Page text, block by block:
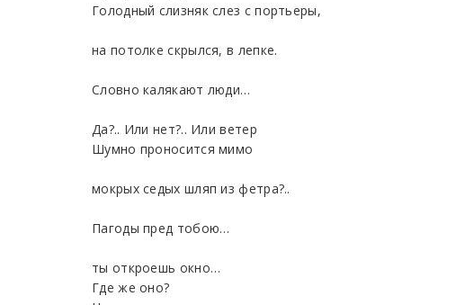
Голодный слизняк слез с портьеры,
на потолке скрылся, в лепке.
Словно калякают люди…
Да?.. Или нет?.. Или ветер
Шумно проносится мимо
мокрых седых шляп из фетра?..
Пагоды пред тобою…
ты откроешь окно…
Где же оно?